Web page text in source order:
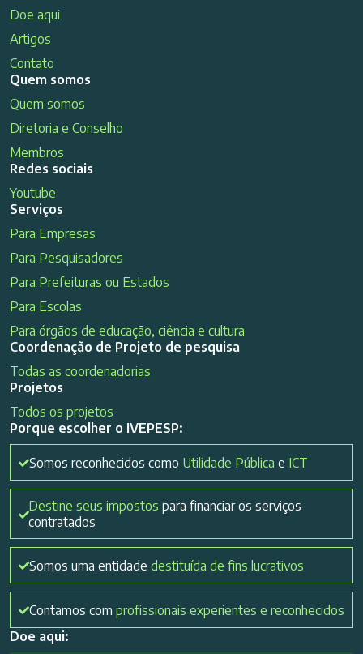
Doe aqui
Artigos
Contato
Quem somos
Quem somos
Diretoria e Conselho
Membros
Redes sociais
Youtube
Serviços
Para Empresas
Para Pesquisadores
Para Prefeituras ou Estados
Para Escolas
Para órgãos de educação, ciência e cultura
Coordenação de Projeto de pesquisa
Todas as coordenadorias
Projetos
Todos os projetos
Porque escolher o IVEPESP:
Somos reconhecidos como Utilidade Pública e ICT
Destine seus impostos para financiar os serviços
contratados
Somos uma entidade destituída de fins lucrativos
Contamos com profissionais experientes e reconhecidos
Doe aqui: